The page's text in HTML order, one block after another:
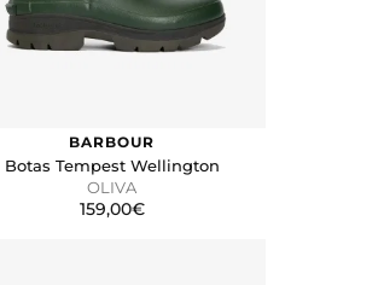
BARBOUR
Botas Tempest Wellington
OLIVA
159,00€